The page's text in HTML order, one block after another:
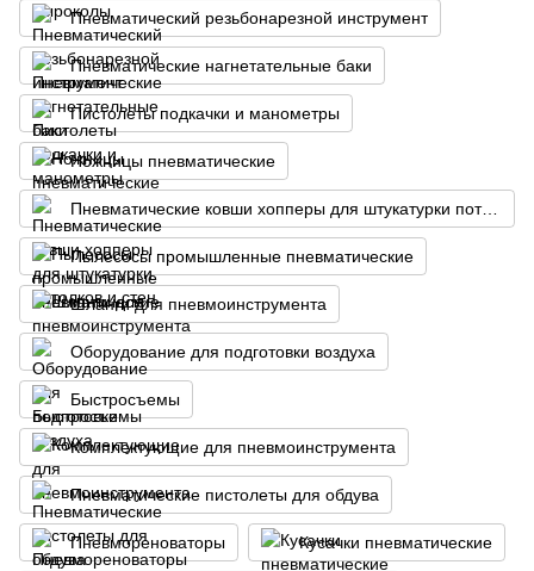
Пневматический резьбонарезной инструмент
Пневматические нагнетательные баки
Пистолеты подкачки и манометры
Ножницы пневматические
Пневматические ковши хопперы для штукатурки потолков и стен
Пылесосы промышленные пневматические
Шланги для пневмоинструмента
Оборудование для подготовки воздуха
Быстросъемы
Комплектующие для пневмоинструмента
Пневматические пистолеты для обдува
Пневмореноваторы Кусачки пневматические